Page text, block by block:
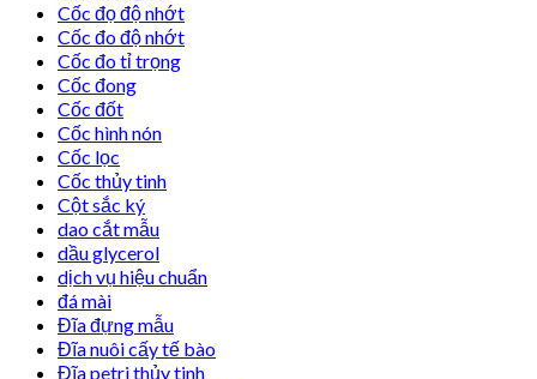
Cốc đọ độ nhớt
Cốc đo độ nhớt
Cốc đo tỉ trọng
Cốc đong
Cốc đốt
Cốc hình nón
Cốc lọc
Cốc thủy tinh
Cột sắc ký
dao cắt mẫu
dầu glycerol
dịch vụ hiệu chuẩn
đá mài
Đĩa đựng mẫu
Đĩa nuôi cấy tế bào
Đĩa petri thủy tinh